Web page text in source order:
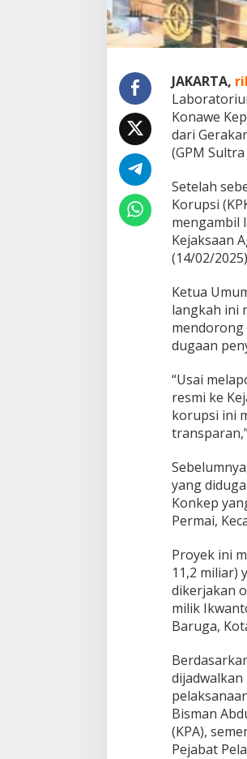
r
k
a
n
e
K
e
j
a
g
g
R
I
JAKARTA,
Konawe
dari
(GPM
Setelah
Korupsi
mengambil
Kejaksaan
(14/02/
Ketua
langkah ini
dugaan
“Usai
resmi ke
korupsi ini
yang
Konkep
Permai,
Proyek ini
11,2 miliar)
dikerjakan
milik
Baruga,
dijadwalkan
Bisman
(KPA),
Pejabat